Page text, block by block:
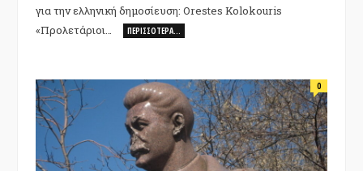
για την ελληνική δημοσίευση: Orestes Kolokouris
«Προλετάριοι…
ΠΕΡΙΣΣΌΤΕΡΑ…
0